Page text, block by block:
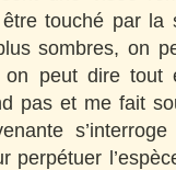
touché par la
sombres, on
on peut dire tout
pas et me fait
perpétuer